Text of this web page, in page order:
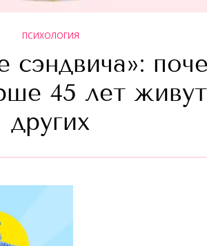
ПСИХОЛОГИЯ
сэндвича»:
45 лет
других